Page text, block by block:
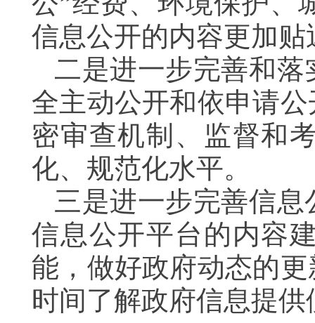
信息公开的内容更加
二是进一步完善和
全主动公开和依申请
密审查机制、监督和
化、规范化水平。
三是进一步完善信
信息公开平台的内容
能，做好政府动态的
时间了解政府信息提